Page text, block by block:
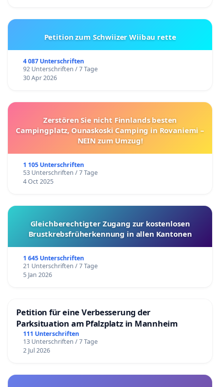
Petition zum Schwiizer Wiibau rette
4 087 Unterschriften
92 Unterschriften / 7 Tage
30 Apr 2026
Zerstören Sie nicht Finnlands besten
Campingplatz, Ounaskoski Camping in Rovaniemi –
NEIN zum Umzug!
1 105 Unterschriften
53 Unterschriften / 7 Tage
4 Oct 2025
Gleichberechtigter Zugang zur kostenlosen
Brustkrebsfrüherkennung in allen Kantonen
1 645 Unterschriften
21 Unterschriften / 7 Tage
5 Jan 2026
Petition für eine Verbesserung der
Parksituation am Pfalzplatz in Mannheim
111 Unterschriften
13 Unterschriften / 7 Tage
2 Jul 2026